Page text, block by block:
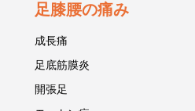
足膝腰の痛み
成長痛
足底筋膜炎
開張足